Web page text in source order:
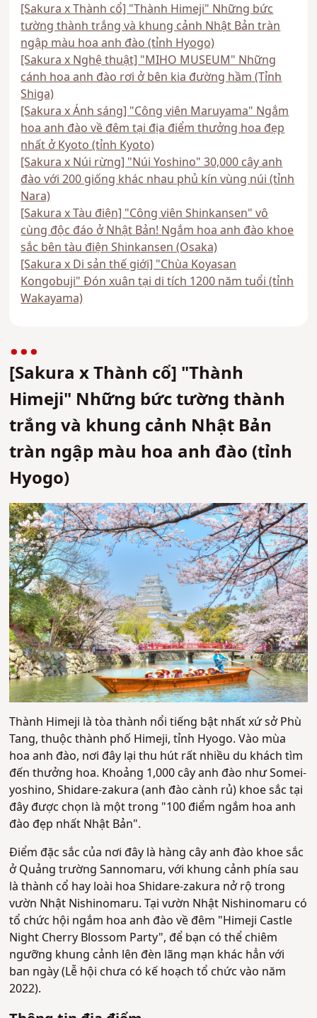
[Sakura x Thành cổ] "Thành Himeji" Những bức
tường thành trắng và khung cảnh Nhật Bản tràn
ngập màu hoa anh đào (tỉnh Hyogo)
[Sakura x Nghệ thuật] "MIHO MUSEUM" Những
cánh hoa anh đào rơi ở bên kia đường hầm (Tỉnh
Shiga)
[Sakura x Ánh sáng] "Công viên Maruyama" Ngắm
hoa anh đào về đêm tại địa điểm thưởng hoa đẹp
nhất ở Kyoto (tỉnh Kyoto)
[Sakura x Núi rừng] "Núi Yoshino" 30,000 cây anh
đào với 200 giống khác nhau phủ kín vùng núi (tỉnh
Nara)
[Sakura x Tàu điện] "Công viên Shinkansen" vô
cùng độc đáo ở Nhật Bản! Ngắm hoa anh đào khoe
sắc bên tàu điện Shinkansen (Osaka)
[Sakura x Di sản thế giới] "Chùa Koyasan
Kongobuji" Đón xuân tại di tích 1200 năm tuổi (tỉnh
Wakayama)
[Sakura x Thành cổ] "Thành
Himeji" Những bức tường thành
trắng và khung cảnh Nhật Bản
tràn ngập màu hoa anh đào (tỉnh
Hyogo)
Thành Himeji là tòa thành nổi tiếng bật nhất xứ sở Phù
Tang, thuộc thành phố Himeji, tỉnh Hyogo. Vào mùa
hoa anh đào, nơi đây lại thu hút rất nhiều du khách tìm
đến thưởng hoa. Khoảng 1,000 cây anh đào nhưSomei-
yoshino, Shidare-zakura (anh đào cành rủ) khoe sắc tại
đây được chọn là một trong "100 điểm ngắm hoa anh
đào đẹp nhất Nhật Bản".
Điểm đặc sắc của nơi đây là hàng cây anh đào khoe sắc
ở Quảng trường Sannomaru, với khung cảnh phía sau
là thành cổ hay loài hoa Shidare-zakura nở rộ trong
vườn Nhật Nishinomaru. Tại vườn Nhật Nishinomaru có
tổ chức hội ngắm hoa anh đào về đêm "Himeji Castle
Night Cherry Blossom Party", để bạn có thể chiêm
ngưỡng khung cảnh lên đèn lãng mạn khác hẳn với
ban ngày (Lễ hội chưa có kế hoạch tổ chức vào năm
2022).